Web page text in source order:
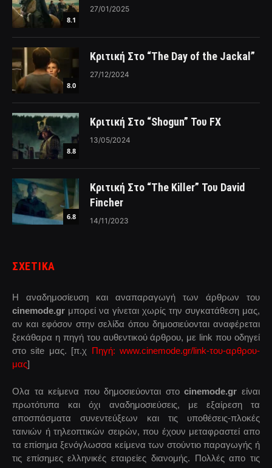
8.1
27/01/2025
8.0
Κριτική Στο “The Day of the Jackal”
27/12/2024
8.8
Κριτική Στο “Shogun” Του FX
13/05/2024
6.8
Κριτική Στο “The Killer” Του David
Fincher
14/11/2023
ΣΧΕΤΙΚΑ
Η αναδημοσίευση και αναπαραγωγή των άρθρων του
cinemode.gr μπορεί να γίνεται χωρίς την συγκατάθεση μας,
αν και εφόσον στην σελίδα όπου δημοσιεύονται αναφέρεται
ξεκάθαρα η πηγή του αυθεντικού άρθρου, με link που οδηγεί
στο site μας. [π.χ Πηγή: www.cinemode.gr/link-του-αρθρου-
μας]
Ολα τα κείμενα που δημοσιεύονται στοcinemode.gr είναι
πρωτότυπα και όχι αναδημοσιεύσεις, με εξαίρεση τα
αποσπάσματα συνεντεύξεων και τις υποθέσεις-πλοκές
ταινιών ή τηλεοπτικών σειρών, που έχουν μεταφραστεί απο
τα επίσημα ξενόγλωσσα κείμενα των στούντιο παραγωγής ή
τις επίσημες ελληνικές εταιρείες διανομής. Πολλές απο τις